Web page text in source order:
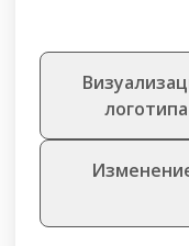
логотипа